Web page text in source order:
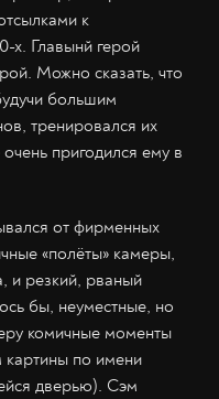
к
х. Главынй герой
Можно сказать, что
большим
тренировался их
пригодился ему в
от фирменных
«полёты» камеры,
и резкий, рваный
бы, неуместные, но
комичные моменты
картины по имени
дверью). Сэм